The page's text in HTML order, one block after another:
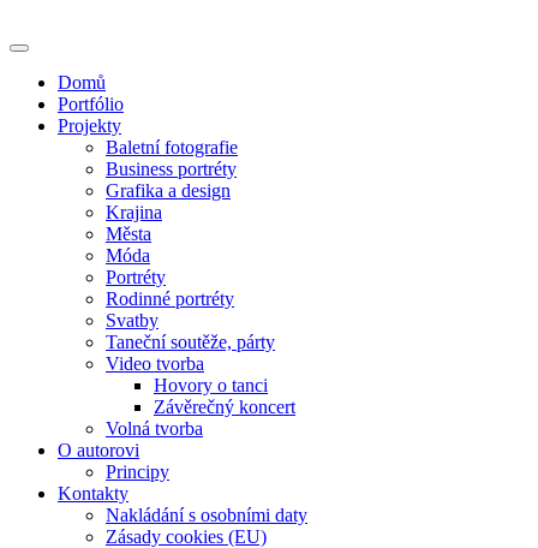
to
Domů
Portfólio
Projekty
Baletní fotografie
Business portréty
Grafika a design
Krajina
Města
Móda
Portréty
Rodinné portréty
Svatby
Taneční soutěže, párty
Video tvorba
Hovory o tanci
Závěrečný koncert
Volná tvorba
O autorovi
Principy
Kontakty
Nakládání s osobními daty
Zásady cookies (EU)